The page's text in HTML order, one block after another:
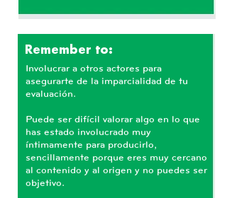
Involucrar a otros actores para
asegurarte de la imparcialidad de tu
evaluación.
Puede ser difícil valorar algo en lo que
has estado involucrado muy
íntimamente para producirlo,
sencillamente porque eres muy cercano
al contenido y al origen y no puedes ser
objetivo.
Remember to: